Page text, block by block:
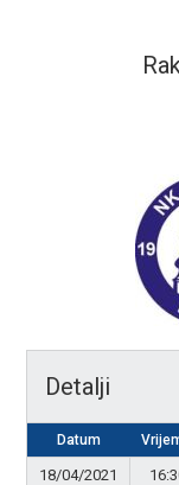
Detalji
Datum
18/04/2021